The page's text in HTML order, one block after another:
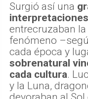
Surgió así una
interpretaciones
entrecruzaban
fenómeno
cada época y
sobrenatural
cada cultura.
y la Luna,